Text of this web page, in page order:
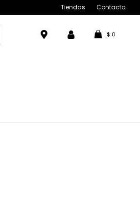
$ 0
Tiendas Contacto